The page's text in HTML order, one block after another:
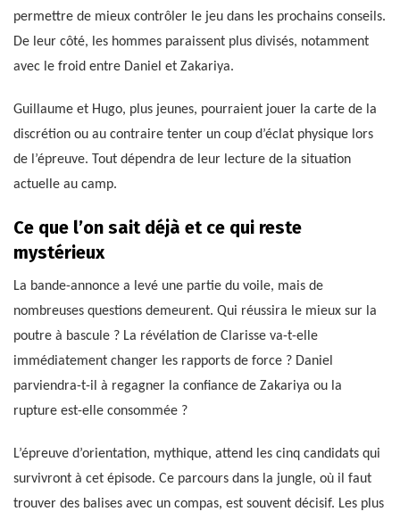
permettre de mieux contrôler le jeu dans les prochains conseils.
De leur côté, les hommes paraissent plus divisés, notamment
avec le froid entre Daniel et Zakariya.
Guillaume et Hugo, plus jeunes, pourraient jouer la carte de la
discrétion ou au contraire tenter un coup d’éclat physique lors
de l’épreuve. Tout dépendra de leur lecture de la situation
actuelle au camp.
Ce que l’on sait déjà et ce qui reste
mystérieux
La bande-annonce a levé une partie du voile, mais de
nombreuses questions demeurent. Qui réussira le mieux sur la
poutre à bascule ? La révélation de Clarisse va-t-elle
immédiatement changer les rapports de force ? Daniel
parviendra-t-il à regagner la confiance de Zakariya ou la
rupture est-elle consommée ?
L’épreuve d’orientation, mythique, attend les cinq candidats qui
survivront à cet épisode. Ce parcours dans la jungle, où il faut
trouver des balises avec un compas, est souvent décisif. Les plus